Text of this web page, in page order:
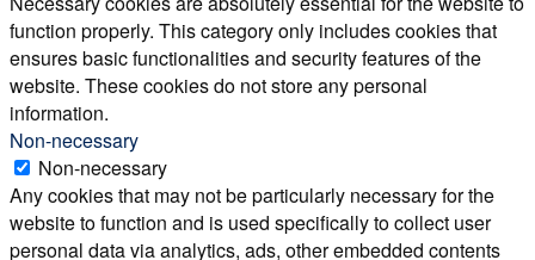
function properly. This category only includes cookies that
ensures basic functionalities and security features of the
website. These cookies do not store any personal
information.
Non-necessary
Non-necessary
Any cookies that may not be particularly necessary for the
website to function and is used specifically to collect user
personal data via analytics, ads, other embedded contents